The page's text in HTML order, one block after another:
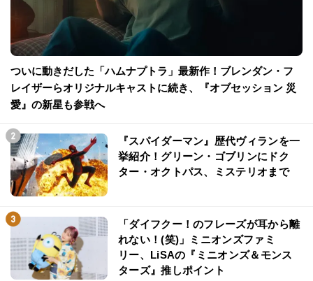
ついに動きだした「ハムナプトラ」最新作！ブレンダン・フ
レイザーらオリジナルキャストに続き、『オブセッション 災
愛』の新星も参戦へ
『スパイダーマン』歴代ヴィランを一
挙紹介！グリーン・ゴブリンにドク
ター・オクトパス、ミステリオまで
「ダイフクー！のフレーズが耳から離
れない！(笑)」ミニオンズファミ
リー、LiSAの『ミニオンズ＆モンス
ターズ』推しポイント